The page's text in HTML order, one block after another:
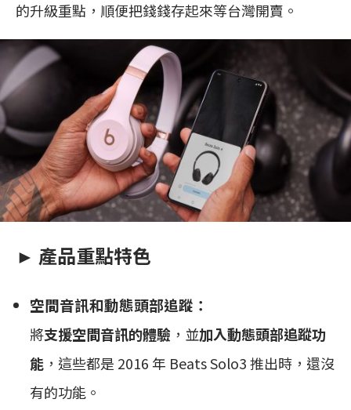
的升級重點，順便把錢錢存起來等台灣開賣。
► 產品重點特色
空間音訊和動態頭部追蹤：
將支援空間音訊的體驗 ，並加入動態頭部追蹤功
能 ，這些都是 2016 年 Beats Solo3 推出時，還沒
有的功能。